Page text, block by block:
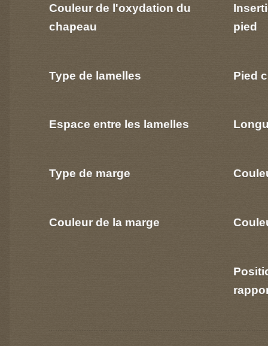
Couleur de l'oxydation du
chapeau
Type de lamelles
Espace entre les lamelles
Type de marge
Couleur de la marge
pied
Pied